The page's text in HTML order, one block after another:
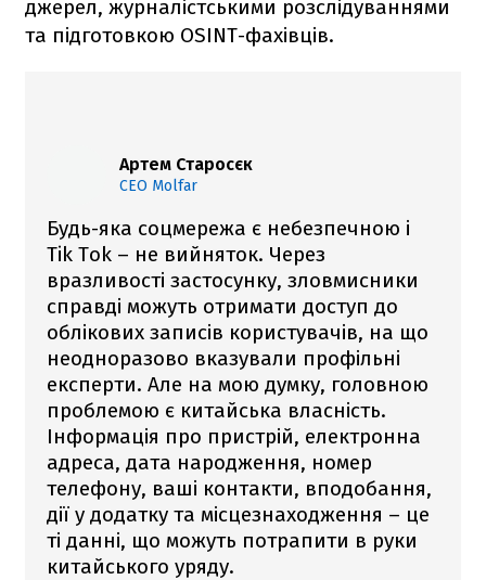
джерел, журналістськими розслідуваннями
та підготовкою OSINT-фахівців.
Артем Старосєк
CEO Molfar
Будь-яка соцмережа є небезпечною і
Tik Tok – не вийняток. Через
вразливості застосунку, зловмисники
справді можуть отримати доступ до
облікових записів користувачів, на що
неодноразово вказували профільні
експерти. Але на мою думку, головною
проблемою є китайська власність.
Інформація про пристрій, електронна
адреса, дата народження, номер
телефону, ваші контакти, вподобання,
дії у додатку та місцезнаходження – це
ті данні, що можуть потрапити в руки
китайського уряду.